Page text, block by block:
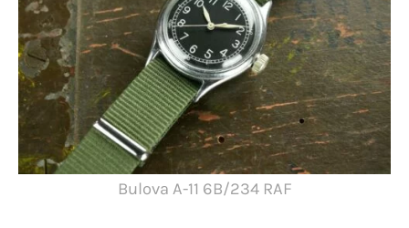
Bulova A-11 6B/234 RAF